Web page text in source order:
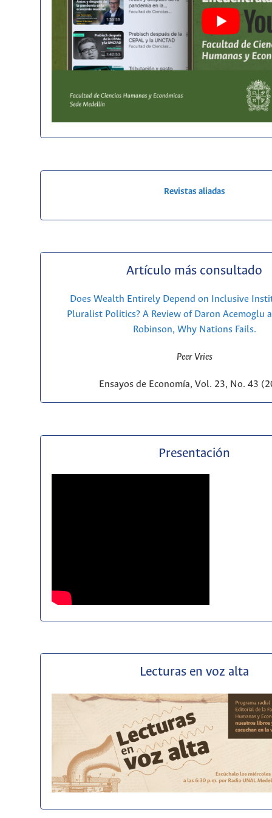
Revistas aliadas
Artículo más consultado
Does Wealth Entirely Depend on Inclusive
Pluralist Politics? A Review of Daron Acemoglu
Robinson, Why Nations Fails.
Peer Vries
Ensayos de Economía, Vol. 23, No. 43
Presentación
Lecturas en voz alta